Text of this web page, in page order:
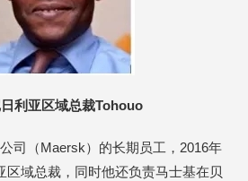
利亚区域总裁Tohouo
司（Maersk）的长期员工，2016年
区域总裁，同时他还负责马士基在贝